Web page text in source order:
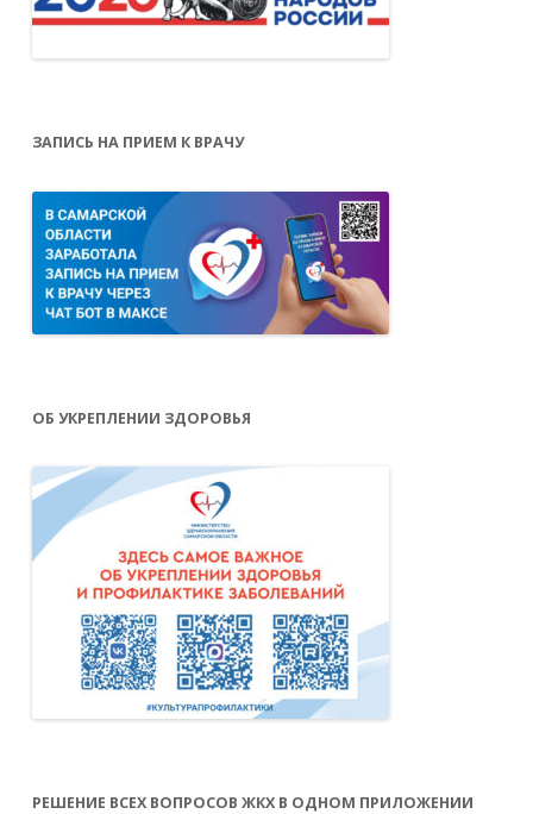
ЗАПИСЬ НА ПРИЕМ К ВРАЧУ
ОБ УКРЕПЛЕНИИ ЗДОРОВЬЯ
РЕШЕНИЕ ВСЕХ ВОПРОСОВ ЖКХ В ОДНОМ ПРИЛОЖЕНИИ